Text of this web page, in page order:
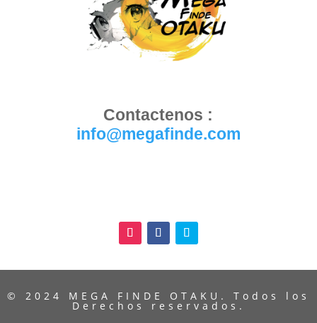
Contactenos :
info@megafinde.com
© 2024 MEGA FINDE OTAKU. Todos los
Derechos reservados.